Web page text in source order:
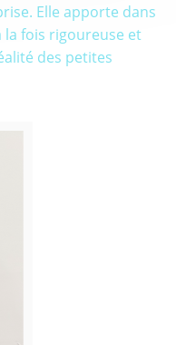
Elle apporte dans
fois rigoureuse et
des petites